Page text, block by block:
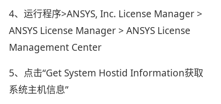
4、运行程序>ANSYS, Inc. License Manager >
ANSYS License Manager > ANSYS License
Management Center
5、点击“Get System Hostid Information获取
系统主机信息”